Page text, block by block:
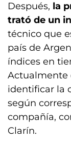
Después, la
trató de un
técnico que
país de
índices en
Actualmente
identificar la
según
compañía,
Clarín.